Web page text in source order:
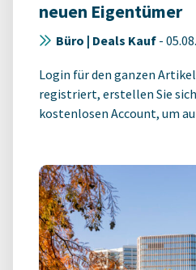
neuen Eigentümer
Büro | Deals Kauf -
Login für den ganzen
registriert, erstellen Sie
kostenlosen Account, um